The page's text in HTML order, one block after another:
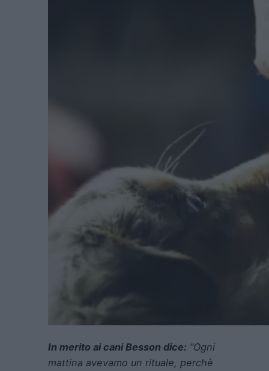
In merito ai cani Besson dice: “Ogni
mattina avevamo un rituale, perchè